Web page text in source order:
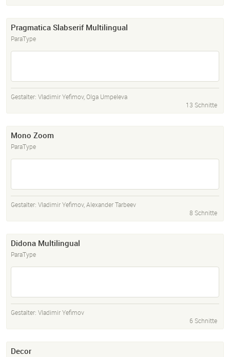
Pragmatica Slabserif Multilingual
ParaType
Gestalter: Vladimir Yefimov,Olga Umpeleva
13 Schnitte
Mono Zoom
ParaType
Gestalter: Vladimir Yefimov,Alexander Tarbeev
8 Schnitte
Didona Multilingual
ParaType
Gestalter: Vladimir Yefimov
6 Schnitte
Decor